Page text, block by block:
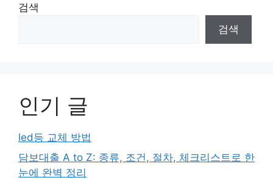
검색
검색
인기 글
led등 교체 방법
담보대출 A to Z: 종류, 조건, 절차, 체크리스트로 한
눈에 완벽 정리